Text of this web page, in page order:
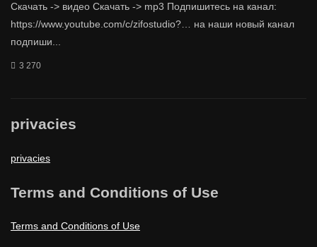
Скачать -> видео Скачать -> mp3 Подпишитесь на канал:
https://www.youtube.com/c/zifostudio?… на наши новый канал
подпиши...
3 270
privacies
privacies
Terms and Conditions of Use
Terms and Conditions of Use